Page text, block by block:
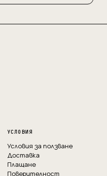
УСЛОВИЯ
Условия за ползване
Доставка
Плащане
Поверителност